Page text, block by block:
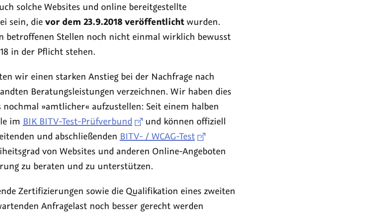
solche Websites und online bereitgestellte
sein, die vor dem 23.9.2018 veröffentlichtwurden.
betroffenen Stellen noch nicht einmal wirklich bewusst
in der Pflicht stehen.
wir einen starken Anstieg bei der Nachfrage nach
Beratungsleistungen verzeichnen. Wir haben dies
»amtlicher« aufzustellen: Seit einem halben
im BIK BITV-Test-Prüfverbund
und können offiziell
und abschließenden BITV- / WCAG-Test
von Websites und anderen Online-Angeboten
zu beraten und zu unterstützen.
Zertifizierungen sowie die Qualifikation eines zweiten
Anfragelast noch besser gerecht werden